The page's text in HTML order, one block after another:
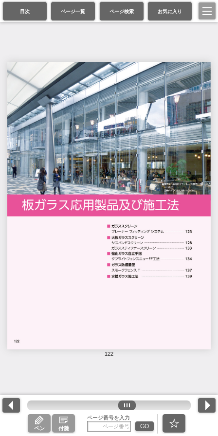
目次 ページ一覧 ページ検索 お気に入り
122
ペン 付箋
ページ番号を入力
GO